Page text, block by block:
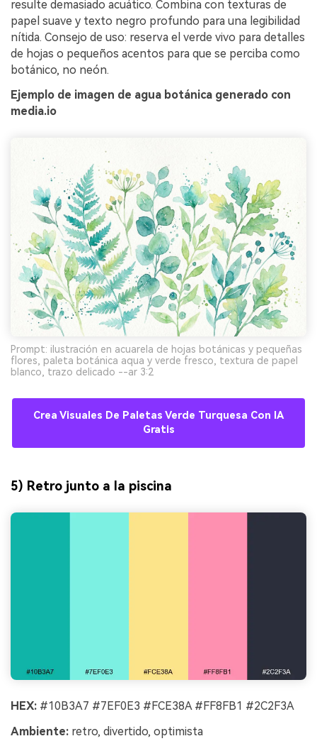
resulte demasiado acuático. Combina con texturas de
papel suave y texto negro profundo para una legibilidad
nítida. Consejo de uso: reserva el verde vivo para detalles
de hojas o pequeños acentos para que se perciba como
botánico, no neón.
Ejemplo de imagen de agua botánica generado con
media.io
Prompt: ilustración en acuarela de hojas botánicas y pequeñas
flores, paleta botánica aqua y verde fresco, textura de papel
blanco, trazo delicado --ar 3:2
Crea Visuales De Paletas Verde Turquesa Con IA
Gratis
5) Retro junto a la piscina
HEX: #10B3A7 #7EF0E3 #FCE38A #FF8FB1 #2C2F3A
Ambiente: retro, divertido, optimista